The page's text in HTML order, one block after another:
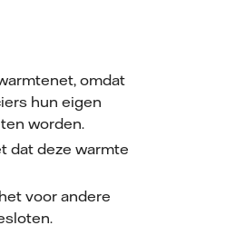
omdat
hun eigen
worden.
dat deze warmte
voor andere